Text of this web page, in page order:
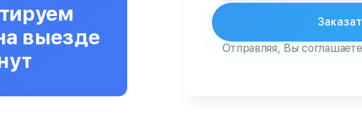
выезде
Отправляя, Вы